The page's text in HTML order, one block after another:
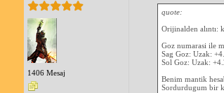
1406 Mesaj
quote:
Orijinalden alıntı:
Goz numarasi ile
Sag Goz: Uzak:
Sol Goz: Uzak:
Benim mantik
Sordurdugum bir